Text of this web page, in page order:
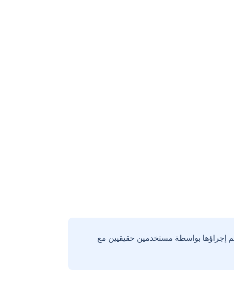
إجراؤها بواسطة مستخدمين حقيقيين مع